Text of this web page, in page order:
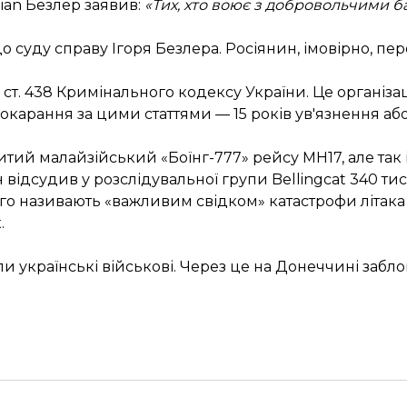
Безлер заявив: «Тих, хто воює з добровольчими
суду справу Ігоря Безлера. Росіянин, імовірно,
ст. 438 Кримінального кодексу України. Це
за цими статтями — 15 років ув'язнення
малайзійський «Боїнг-777» рейсу MH17, але так
відсудив у розслідувальної групи Bellingcat 340
називають «важливим свідком» катастрофи
військові. Через це на Донеччині